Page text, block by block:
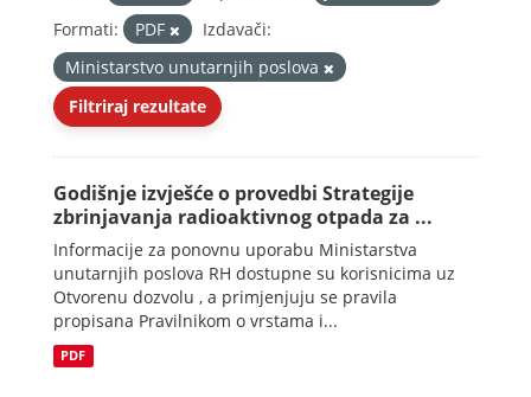
Formati:
PDF
Izdavači:
Ministarstvo unutarnjih poslova
Filtriraj rezultate
Godišnje izvješće o provedbi Strategije
zbrinjavanja radioaktivnog otpada za ...
Informacije za ponovnu uporabu Ministarstva
unutarnjih poslova RH dostupne su korisnicima uz
Otvorenu dozvolu , a primjenjuju se pravila
propisana Pravilnikom o vrstama i...
PDF